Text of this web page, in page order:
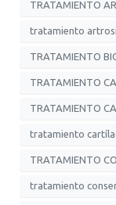
TRATAMIENTO
tratamiento
TRATAMIENTO
TRATAMIENTO
TRATAMIENTO
tratamiento
TRATAMIENTO
tratamiento